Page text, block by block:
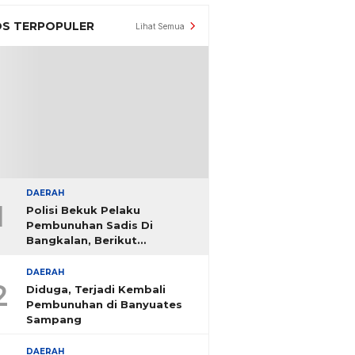
TERPOPULER Lihat Semua
DAERAH
Polisi Bekuk Pelaku
Pembunuhan Sadis Di
Bangkalan, Berikut
DAERAH
Diduga, Terjadi Kembali
Pembunuhan di Banyuates
Sampang
DAERAH